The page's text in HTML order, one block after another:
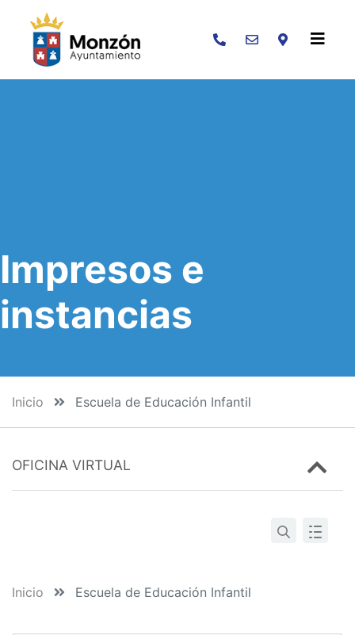
Buscar
Impresos e
instancias
Inicio Escuela de Educación Infantil
OFICINA VIRTUAL
Inicio Escuela de Educación Infantil